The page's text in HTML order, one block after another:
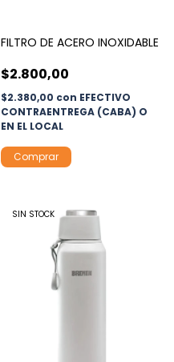
FILTRO DE ACERO INOXIDABLE
$2.800,00
$2.380,00 con EFECTIVO
CONTRAENTREGA (CABA) O
EN EL LOCAL
SIN STOCK